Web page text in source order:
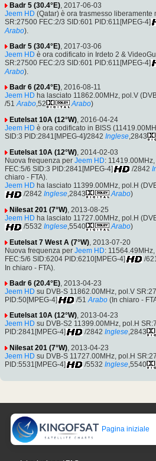
Badr 5 (30.4°E), 2017-06-03
Jeem HD (Qatar) è ora trasmesso liberamente
SR:27500 FEC:2/3 SID:601 PID:611[MPEG-4]
Arabo).
Badr 5 (30.4°E) , 2017-03-06
Jeem HD è ora codificato in Irdeto 2 &
SR:27500 FEC:2/3 SID:601 PID:611[MPEG-4]
Arabo).
Badr 6 (20.4°E) , 2016-08-11
Jeem HD ha lasciato 11862.00MHz, pol.V
/51 Arabo,52 Arabo)
Eutelsat 10A (12°W) , 2016-04-24
Jeem HD è ora codificato in BISS
SID:3 PID:2841[MPEG-4]/2842 Inglese ,2843
Eutelsat 10A (12°W) , 2014-02-03
Nuova frequenza per Jeem HD:
FEC:5/6 SID:3 PID:2841[MPEG-4]
/2842
chiaro - FTA).
Jeem HD ha lasciato 11399.00MHz, pol.H
/2842 Inglese,2843 Arabo)
Nilesat 201 (7°W), 2013-08-25
Jeem HD ha lasciato 11727.00MHz, pol.H
/5532 Inglese,5540 Arabo)
Eutelsat 7 West A (7°W), 2013-07-20
Nuova frequenza per Jeem HD:
FEC:5/6 SID:6204 PID:6210[MPEG-4]
/
In chiaro - FTA).
Badr 6 (20.4°E), 2013-04-23
Jeem HD su DVB-S 11862.00MHz, pol.V
PID:50[MPEG-4]
/51 Arabo (In chiaro -
Eutelsat 10A (12°W), 2013-04-23
Jeem HD su DVB-S2 11399.00MHz, pol.H
PID:2841[MPEG-4]
/2842 Inglese,2843
Nilesat 201 (7°W), 2013-04-23
Jeem HD su DVB-S 11727.00MHz, pol.H
PID:5531[MPEG-4]
/5532 Inglese,5540
Pagina iniziale